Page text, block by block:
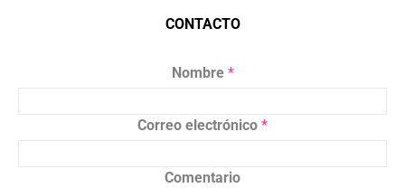
CONTACTO
Nombre *
Correo electrónico *
Comentario